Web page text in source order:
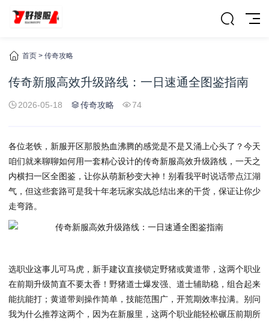
首页 > 传奇攻略
传奇新服高效升级路线：一日速通全图鉴指南
2026-05-18 传奇攻略 74
各位老铁，新服开区那股热血沸腾的感觉是不是又涌上心头了？今天
咱们就来聊聊如何用一套精心设计的传奇新服高效升级路线 ，一天之
内横扫一区全图鉴，让你从萌新秒变大神！别看我平时说话带点江湖
气，但这些套路可是我十年老玩家实战总结出来的干货，保证让你少
走弯路。
选职业这事儿可马虎，新手建议直接锁定野猪或黄道带，这两个职业
在前期升级简直不要太香！野猪道士爆发强、道士辅助稳，组合起来
能抗能打；黄道带则操作简单，技能范围广，开荒期效率拉满。别问
我为什么推荐这两个，因为在新服里，这两个职业能轻松碾压前期所